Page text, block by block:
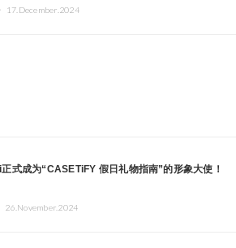
17.December.2024
式成为“CASETiFY 假日礼物指南”的形象大使！
26.November.2024